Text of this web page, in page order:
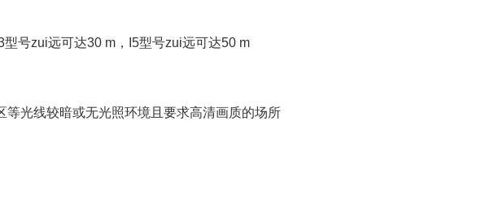
号zui远可达30 m，I5型号zui远可达50 m
光线较暗或无光照环境且要求高清画质的场所